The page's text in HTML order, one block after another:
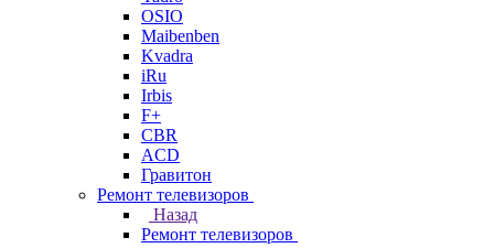
OSIO
Maibenben
Kvadra
iRu
Irbis
F+
CBR
ACD
Гравитон
Ремонт телевизоров
Назад
Ремонт телевизоров